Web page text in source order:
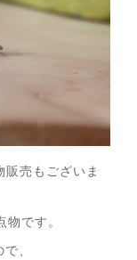
売もございま
です。
、